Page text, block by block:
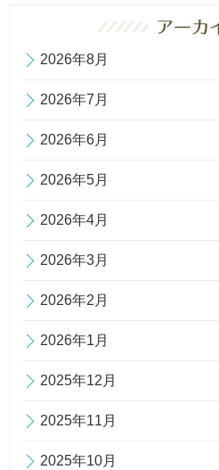
2026年8月
2026年7月
2026年6月
2026年5月
2026年4月
2026年3月
2026年2月
2026年1月
2025年12月
2025年11月
2025年10月